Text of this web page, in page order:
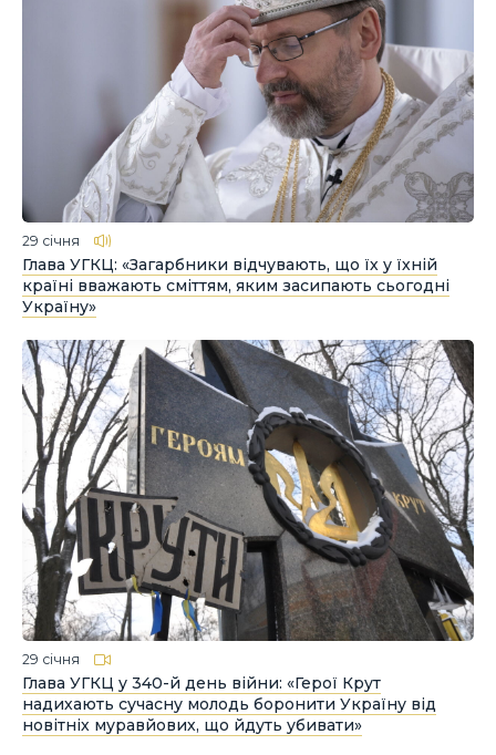
29 січня
Глава УГКЦ: «Загарбники відчувають, що їх у їхній
країні вважають сміттям, яким засипають сьогодні
Україну»
29 січня
Глава УГКЦ у 340-й день війни: «Герої Крут
надихають сучасну молодь боронити Україну від
новітніх муравйових, що йдуть убивати»